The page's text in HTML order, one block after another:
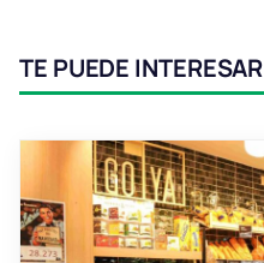
TE PUEDE INTERESAR